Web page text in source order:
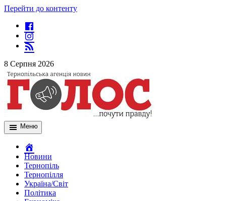
Перейти до контенту
8 Серпня 2026
Меню
Новини
Тернопіль
Тернопілля
Україна/Світ
Політика